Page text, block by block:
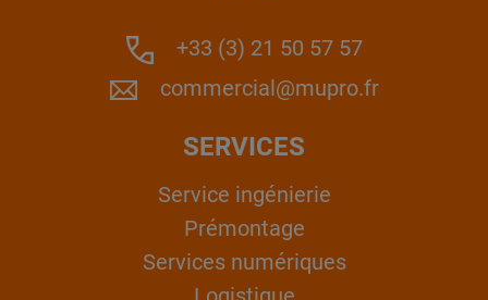
+33 (3) 21 50 57 57
commercial@mupro.fr
SERVICES
Service ingénierie
Prémontage
Services numériques